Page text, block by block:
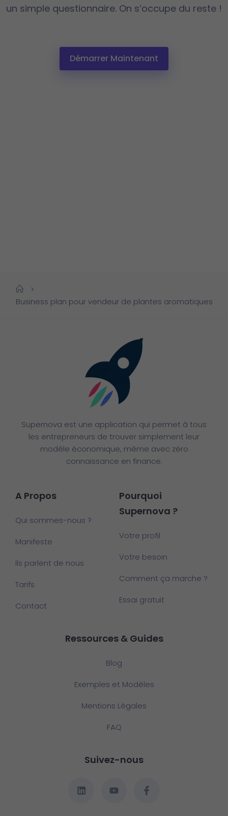
un simple questionnaire. On s’occupe du reste !
Démarrer Maintenant
>
Business plan pour vendeur de plantes aromatiques
Supernova est une application qui permet à tous
les entrepreneurs de trouver simplement leur
modèle économique, même avec zéro
connaissance en finance.
A Propos
Qui sommes-nous ?
Manifeste
Ils parlent de nous
Tarifs
Contact
Pourquoi
Supernova ?
Votre profil
Votre besoin
Comment ça marche ?
Essai gratuit
Ressources & Guides
Blog
Exemples et Modèles
Mentions Légales
FAQ
Suivez-nous